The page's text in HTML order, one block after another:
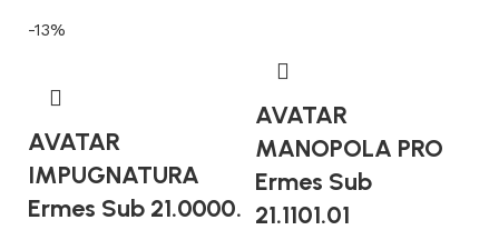
-13%
AVATAR
IMPUGNATURA
Ermes Sub 21.0000.
AVATAR
MANOPOLA PRO
Ermes Sub
21.1101.01